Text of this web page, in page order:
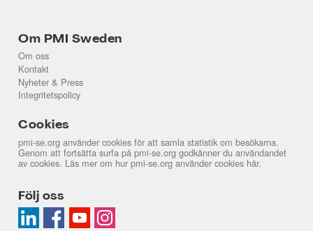
Om PMI Sweden
Om oss
Kontakt
Nyheter & Press
Integritetspolicy
Cookies
pmi-se.org använder cookies för att samla statistik om besökarna.
Genom att fortsätta surfa på pmi-se.org godkänner du användandet
av cookies. Läs mer om hur pmi-se.org använder cookies här.
Följ oss